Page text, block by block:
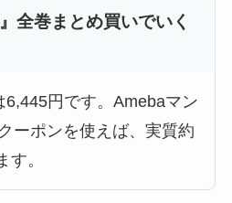
全巻まとめ買いでいく
円です。Amebaマン
ーポンを使えば、実質約
。